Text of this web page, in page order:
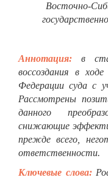
Восточно-
Аннотация: в
воссоздания в
Федерации суда с
Рассмотрены
данного
снижающие
прежде всего,
ответственности.
Ключевые слова: